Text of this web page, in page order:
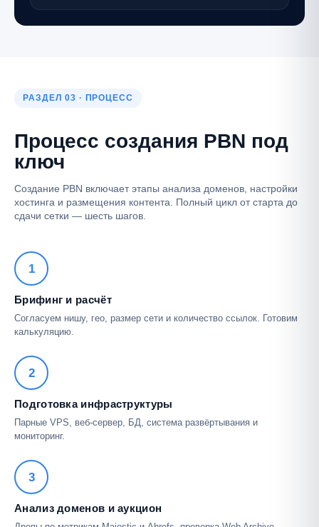
РАЗДЕЛ 03 · ПРОЦЕСС
Процесс создания PBN под
ключ
Создание PBN включает этапы анализа доменов, настройки
хостинга и размещения контента. Полный цикл от старта до
сдачи сетки — шесть шагов.
1
Брифинг и расчёт
Согласуем нишу, гео, размер сети и количество ссылок. Готовим
калькуляцию.
2
Подготовка инфраструктуры
Парные VPS, веб-сервер, БД, система развёртывания и
мониторинг.
3
Анализ доменов и аукцион